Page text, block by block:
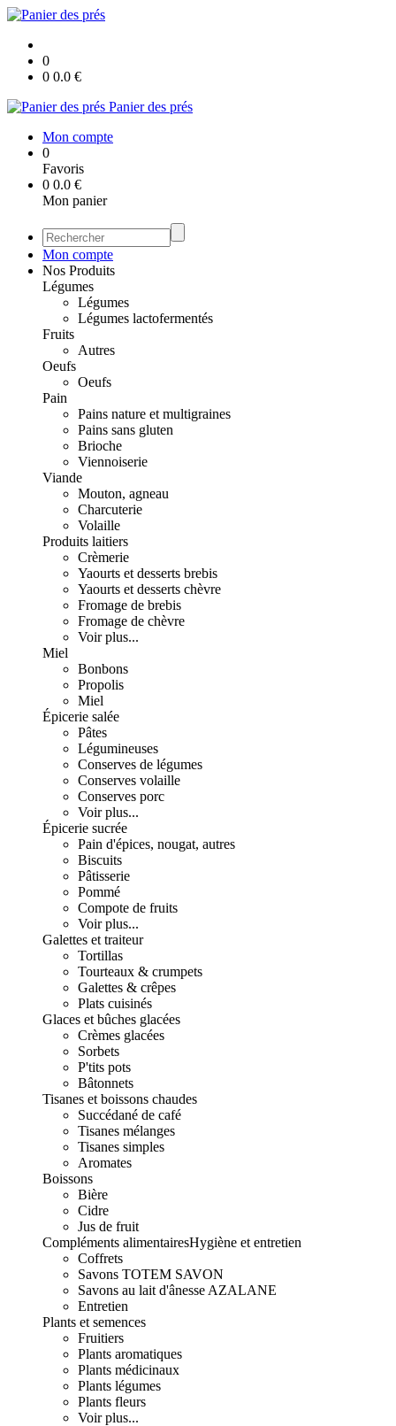
0
0 0.0 €
Panier des prés
Mon compte
0
Favoris
0 0.0 €
Mon panier
Mon compte
Nos Produits
Légumes
Légumes
Légumes lactofermentés
Fruits
Autres
Oeufs
Oeufs
Pain
Pains nature et multigraines
Pains sans gluten
Brioche
Viennoiserie
Viande
Mouton, agneau
Charcuterie
Volaille
Produits laitiers
Crèmerie
Yaourts et desserts brebis
Yaourts et desserts chèvre
Fromage de brebis
Fromage de chèvre
Voir plus...
Miel
Bonbons
Propolis
Miel
Épicerie salée
Pâtes
Légumineuses
Conserves de légumes
Conserves volaille
Conserves porc
Voir plus...
Épicerie sucrée
Pain d'épices, nougat, autres
Biscuits
Pâtisserie
Pommé
Compote de fruits
Voir plus...
Galettes et traiteur
Tortillas
Tourteaux & crumpets
Galettes & crêpes
Plats cuisinés
Glaces et bûches glacées
Crèmes glacées
Sorbets
P'tits pots
Bâtonnets
Tisanes et boissons chaudes
Succédané de café
Tisanes mélanges
Tisanes simples
Aromates
Boissons
Bière
Cidre
Jus de fruit
Compléments alimentairesHygiène et entretien
Coffrets
Savons TOTEM SAVON
Savons au lait d'ânesse AZALANE
Entretien
Plants et semences
Fruitiers
Plants aromatiques
Plants médicinaux
Plants légumes
Plants fleurs
Voir plus...